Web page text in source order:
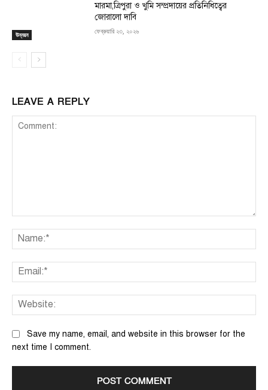
উন্নয়ন
মারমা,ত্রিপুরা ও খুমি সম্প্রদায়ের প্রতিনিধিত্বের
জোরালো দাবি
ফেব্রুয়ারি ২৩, ২০২৬
LEAVE A REPLY
Save my name, email, and website in this browser for the
next time I comment.